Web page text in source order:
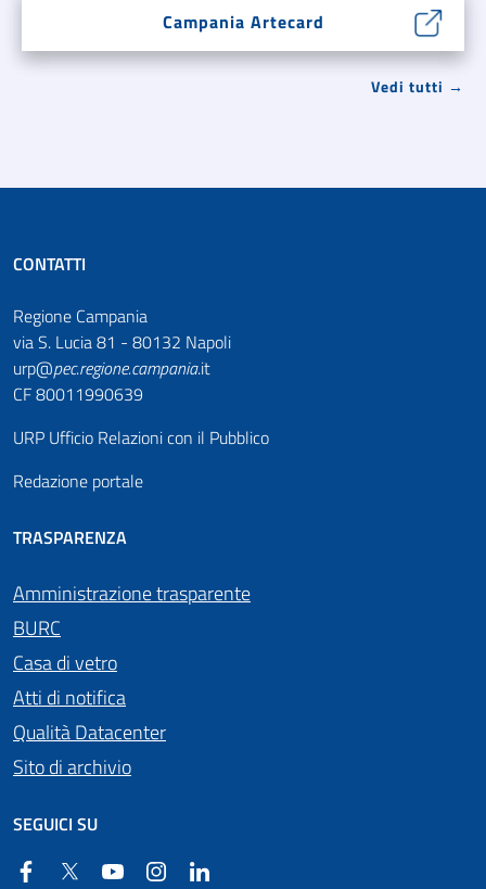
Campania Artecard
Vedi tutti →
CONTATTI
Regione Campania
via S. Lucia 81 - 80132 Napoli
urp@pec.regione.campania.it
CF 80011990639
URP Ufficio Relazioni con il Pubblico
Redazione portale
TRASPARENZA
Amministrazione trasparente
BURC
Casa di vetro
Atti di notifica
Qualità Datacenter
Sito di archivio
SEGUICI SU
FacebookTwitter YouTube Instagram